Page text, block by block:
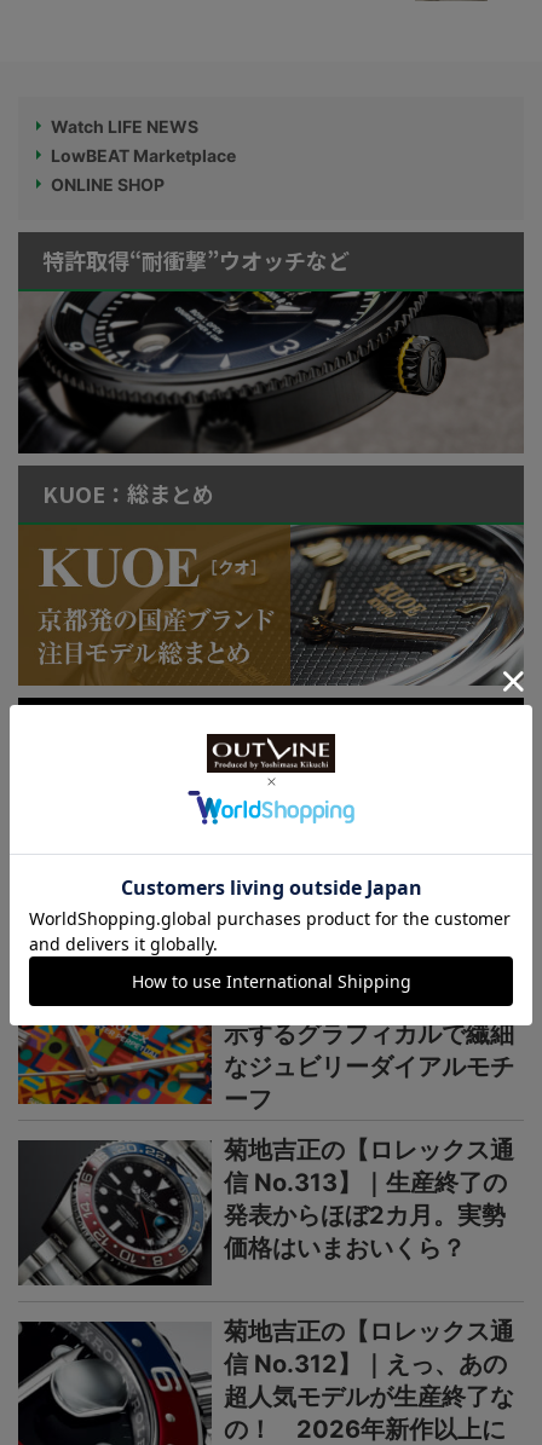
Watch LIFE NEWS
LowBEAT Marketplace
ONLINE SHOP
特許取得“耐衝撃”ウオッチなど
KUOE：総まとめ
連載記事
ロレックス通信
菊地吉正の【ロレックス通
信 No.314】｜技術力を誇
示するグラフィカルで繊細
なジュビリーダイアルモチ
ーフ
菊地吉正の【ロレックス通
信 No.313】｜生産終了の
発表からほぼ2カ月。実勢
価格はいまおいくら？
菊地吉正の【ロレックス通
信 No.312】｜えっ、あの
超人気モデルが生産終了な
の！ 2026年新作以上に